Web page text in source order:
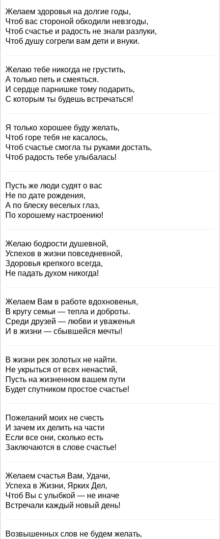
Желаем здоровья на долгие годы,
Чтоб вас стороной обходили невзгоды,
Чтоб счастье и радость не знали разлуки,
Чтоб душу согрели вам дети и внуки.
Желаю тебе никогда не грустить,
А только петь и смеяться.
И сердце парнишке тому подарить,
С которым ты будешь встречаться!
Я только хорошее буду желать,
Чтоб горе тебя не касалось,
Чтоб счастье смогла ты руками достать,
Чтоб радость тебе улыбалась!
Пусть же люди судят о вас
Не по дате рождения,
А по блеску веселых глаз,
По хорошему настроению!
Желаю бодрости душевной,
Успехов в жизни повседневной,
Здоровья крепкого всегда,
Не падать духом никогда!
Желаем Вам в работе вдохновенья,
В кругу семьи — тепла и доброты.
Среди друзей — любви и уваженья
И в жизни — сбывшейся мечты!
В жизни рек золотых не найти.
Не укрыться от всех ненастий,
Пусть на жизненном вашем пути
Будет спутником простое счастье!
Пожеланий моих не счесть
И зачем их делить на части
Если все они, сколько есть
Заключаются в слове счастье!
Желаем счастья Вам, Удачи,
Успеха в Жизни, Ярких Дел,
Чтоб Вы с улыбкой — не иначе
Встречали каждый новый день!
Возвышенных слов не будем желать,